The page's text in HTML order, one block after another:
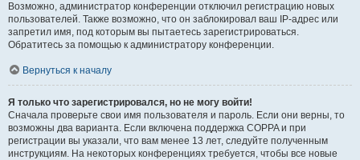
Возможно, администратор конференции отключил регистрацию новых
пользователей. Также возможно, что он заблокировал ваш IP-адрес или
запретил имя, под которым вы пытаетесь зарегистрироваться.
Обратитесь за помощью к администратору конференции.
Вернуться к началу
Я только что зарегистрировался, но не могу войти!
Сначала проверьте свои имя пользователя и пароль. Если они верны, то
возможны два варианта. Если включена поддержка COPPA и при
регистрации вы указали, что вам менее 13 лет, следуйте полученным
инструкциям. На некоторых конференциях требуется, чтобы все новые